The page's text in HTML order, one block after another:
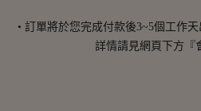
• 訂單將於您完成付款後3~5個工作
詳情請見網頁下方『